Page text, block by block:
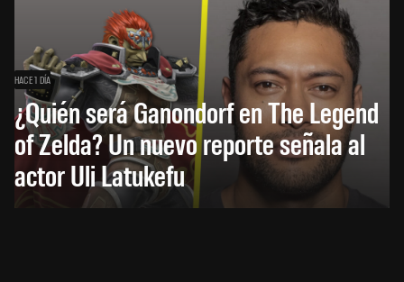
HACE 1 DÍA
¿Quién será Ganondorf en The Legend
of Zelda? Un nuevo reporte señala al
actor Uli Latukefu